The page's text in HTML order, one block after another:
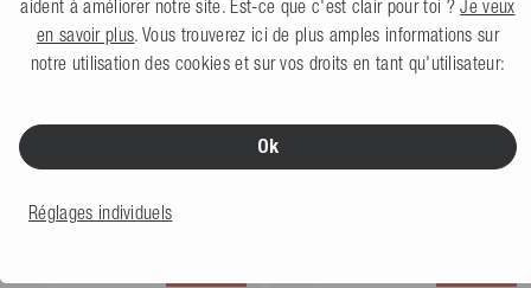
Non disponible
499,99 €
Non disponible
aident à améliorer notre site. Est-ce que c'est clair pour toi ?Je veux
en savoir plus . Vous trouverez ici de plus amples informations sur
notre utilisation des cookies et sur vos droits en tant qu'utilisateur:
Ok
Réglages individuels